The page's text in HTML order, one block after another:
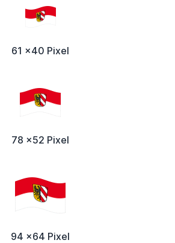
61 x40 Pixel
78 x52 Pixel
94 x64 Pixel